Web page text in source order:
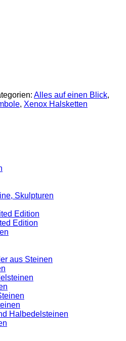
Alles auf einen Blick,
, Xenox Halsketten
Skulpturen
Edition
Edition
aus Steinen
Halbedelsteinen